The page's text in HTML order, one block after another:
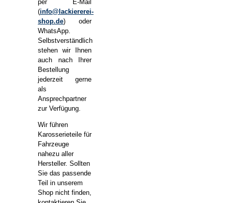
per E-Mail
(info@lackiererei-
shop.de) oder
WhatsApp.
Selbstverständlich
stehen wir Ihnen
auch nach Ihrer
Bestellung
jederzeit gerne
als
Ansprechpartner
zur Verfügung.
Wir führen
Karosserieteile für
Fahrzeuge
nahezu aller
Hersteller. Sollten
Sie das passende
Teil in unserem
Shop nicht finden,